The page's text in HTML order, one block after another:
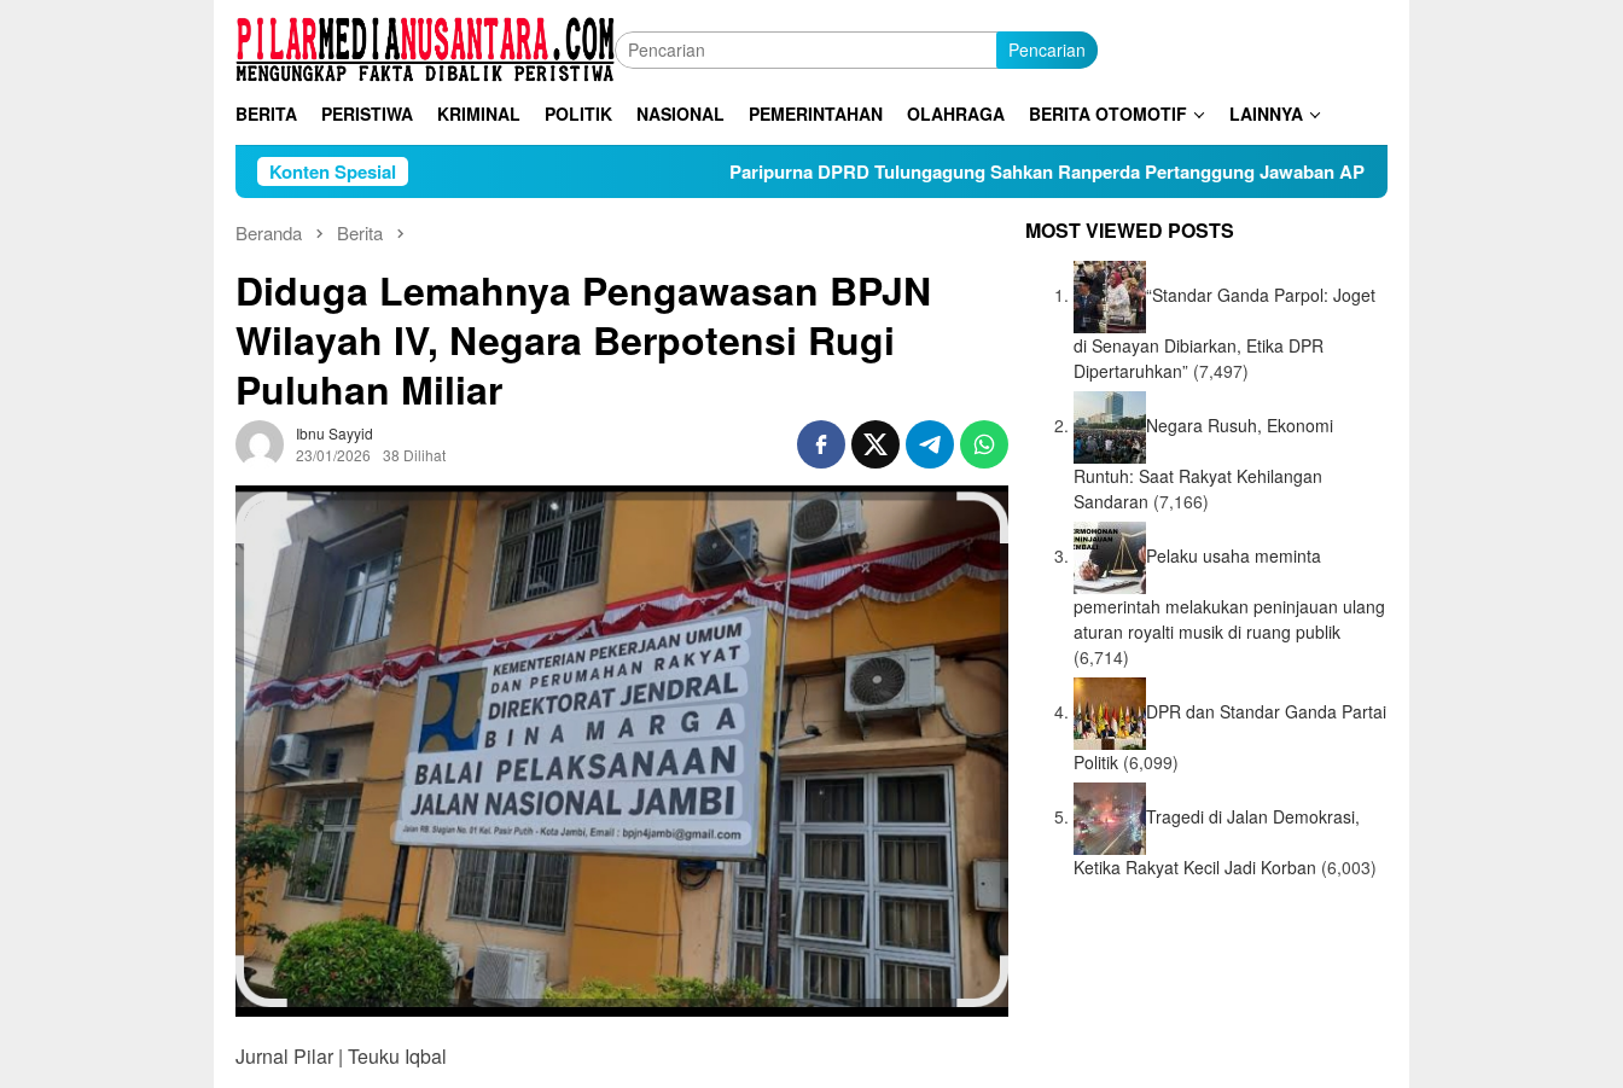
Loncat
konten
Pencarian
BERITA PERISTIWA KRIMINAL POLITIK NASIONAL PEMERINTAHAN OLAHRAGA BERITA OTOMOTIF LAINNYA
Konten Spesial Paripurna DPRD Tulungagung Sahkan Ranperda Pertanggung Jawaban APBD 2025
Beranda Berita
Diduga Lemahnya Pengawasan BPJN
Wilayah IV, Negara Berpotensi Rugi
Puluhan Miliar
Ibnu Sayyid
23/01/2026
38 Dilihat
Jurnal Pilar | Teuku Iqbal
MOST VIEWED POSTS
“Standar Ganda Parpol: Joget
di Senayan Dibiarkan, Etika DPR
Dipertaruhkan” (7,497)
Negara Rusuh, Ekonomi
Runtuh: Saat Rakyat Kehilangan
Sandaran (7,166)
Pelaku usaha meminta
pemerintah melakukan peninjauan ulang
aturan royalti musik di ruang publik
(6,714)
DPR dan Standar Ganda Partai
Politik (6,099)
Tragedi di Jalan Demokrasi,
Ketika Rakyat Kecil Jadi Korban (6,003)